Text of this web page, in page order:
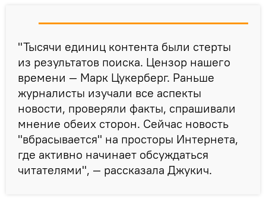
"Тысячи единиц контента были стерты
из результатов поиска. Цензор нашего
времени — Марк Цукерберг. Раньше
журналисты изучали все аспекты
новости, проверяли факты, спрашивали
мнение обеих сторон. Сейчас новость
"вбрасывается" на просторы Интернета,
где активно начинает обсуждаться
читателями", — рассказала Джукич.